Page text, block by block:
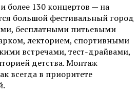
более 130 концертов — на
большой фестивальный город
бесплатными питьевыми
лекторием, спортивными
встречами, тест-драйвами,
детства. Монтаж
всегда в приоритете